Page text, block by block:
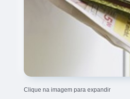
Clique na imagem para expandir